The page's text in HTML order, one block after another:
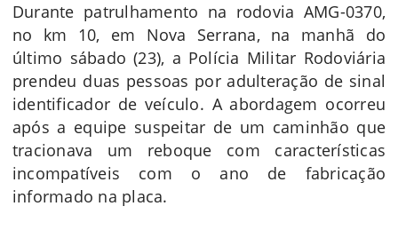
Durante patrulhamento na rodovia AMG-0370,
no km 10, em Nova Serrana, na manhã do
último sábado (23), a Polícia Militar Rodoviária
prendeu duas pessoas por adulteração de sinal
identificador de veículo. A abordagem ocorreu
após a equipe suspeitar de um caminhão que
tracionava um reboque com características
incompatíveis com o ano de fabricação
informado na placa.